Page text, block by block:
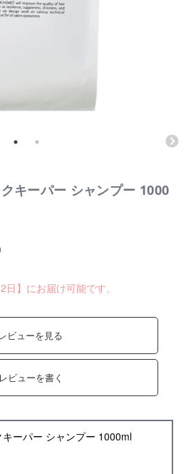
キーパー シャンプー 1000
】にお届け可能です。
レビューを見る
レビューを書く
ーパー シャンプー 1000ml